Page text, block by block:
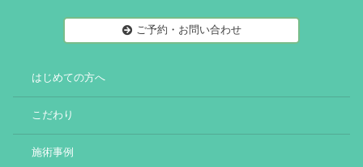
ご予約・お問い合わせ
はじめての方へ
こだわり
施術事例